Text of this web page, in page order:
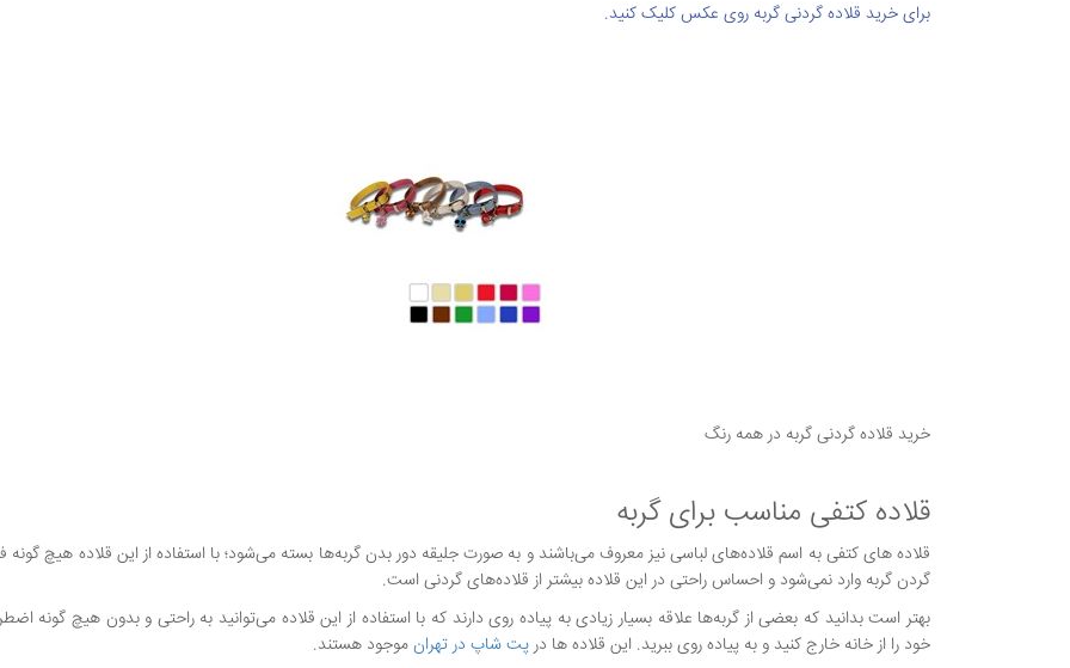
برای خرید قلاده گردنی گربه روی عکس کلیک کنید.
خرید قلاده گردنی گربه در همه رنگ
قلاده کتفی مناسب برای گربه
قلاده های کتفی به اسم قلاده‌های لباسی نیز معروف می‌باشند و به صورت جلیقه دور بدن گربه‌ها بسته می‌شود؛ با استفاده از این قلاده هیچ گونه
گردن گربه وارد نمی‌شود و احساس راحتی در این قلاده بیشتر از قلاده‌های گردنی است.
بهتر است بدانید که بعضی از گربه‌ها علاقه بسیار زیادی به پیاده روی دارند که با استفاده از این قلاده می‌توانید به راحتی و بدون هیچ گونه
خود را از خانه خارج کنید و به پیاده روی ببرید. این قلاده ها درپت شاپ در تهرانموجود هستند.